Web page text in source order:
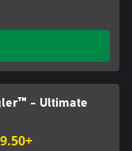
- Ultimate